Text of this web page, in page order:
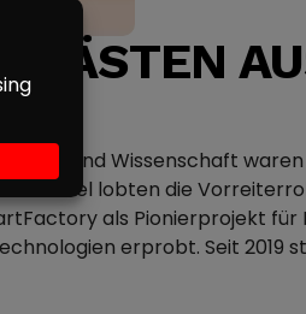
GÄSTEN
und Wissenschaft
Kimmel lobten die
als Pionierprojekt für
erprobt. Seit 2019